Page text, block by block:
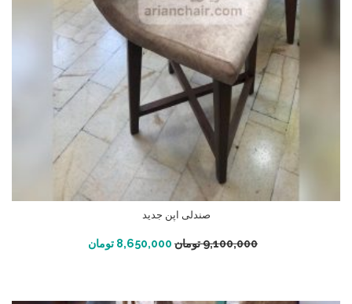
صندلی اپن جدید
9,100,000تومان 8,650,000 تومان افزودن به سبد خرید